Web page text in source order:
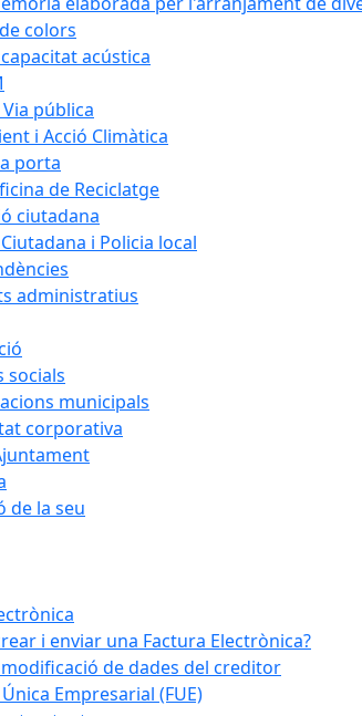
colors
acústica
pública
i Acció Climàtica
porta
de Reciclatge
ciutadana
i Policia local
administratius
socials
municipals
corporativa
de la seu
i enviar una Factura Electrònica?
de dades del creditor
Empresarial (FUE)